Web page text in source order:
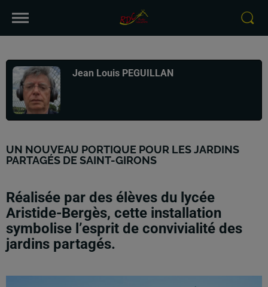
Jean Louis PEGUILLAN
UN NOUVEAU PORTIQUE POUR LES JARDINS
PARTAGÉS DE SAINT-GIRONS
Réalisée par des élèves du lycée
Aristide-Bergès, cette installation
symbolise l’esprit de convivialité des
jardins partagés.